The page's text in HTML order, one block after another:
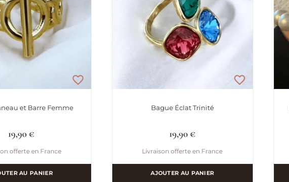
et Barre Femme
19,90€
offerte en France
AU PANIER
Bague Éclat Trinité
19,90€
Livraison offerte en France
AJOUTER AU PANIER